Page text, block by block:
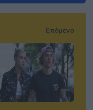
Επόμενο